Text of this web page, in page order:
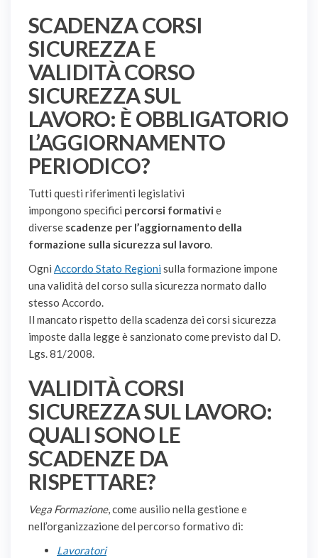
SCADENZA CORSI
SICUREZZA E
VALIDITÀ CORSO
SICUREZZA SUL
LAVORO: È OBBLIGATORIO
L’AGGIORNAMENTO
PERIODICO?
Tutti questi riferimenti legislativi
impongono specifici percorsi formativi e
diverse scadenze per l’aggiornamento della
formazione sulla sicurezza sul lavoro.
Ogni Accordo Stato Regioni sulla formazione impone
una validità del corso sulla sicurezza normato dallo
stesso Accordo.
Il mancato rispetto della scadenza dei corsi sicurezza
imposte dalla legge è sanzionato come previsto dal D.
Lgs. 81/2008.
VALIDITÀ CORSI
SICUREZZA SUL LAVORO:
QUALI SONO LE
SCADENZE DA
RISPETTARE?
Vega Formazione, come ausilio nella gestione e
nell’organizzazione del percorso formativo di:
Lavoratori